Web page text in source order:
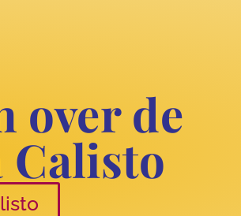
over de
Calisto